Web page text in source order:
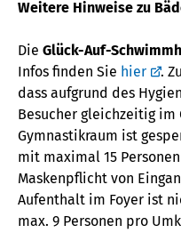
Weitere Hinweise zu
Die Glück-Auf-
Infos finden Sie hier
.
dass aufgrund des
Besucher gleichzeitig
Gymnastikraum ist
mit maximal 15
Maskenpflicht von
Aufenthalt im Foyer ist
max. 9 Personen pro